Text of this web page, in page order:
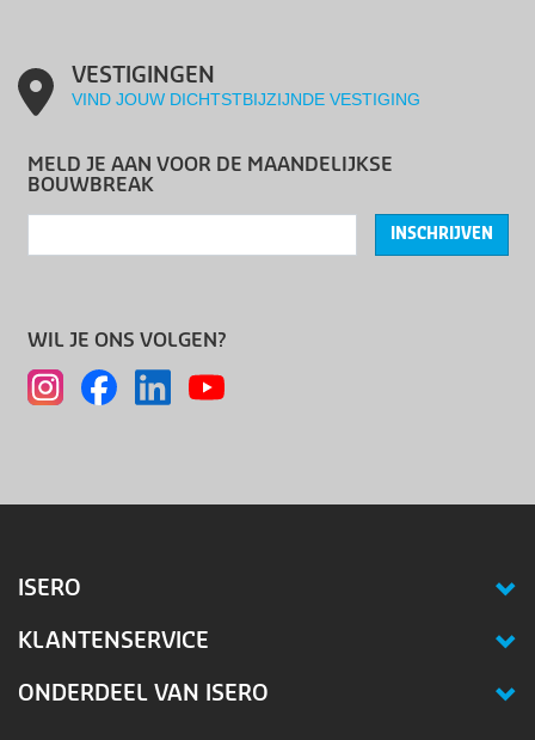
VESTIGINGEN
VIND JOUW DICHTSTBIJZIJNDE VESTIGING
MELD JE AAN VOOR DE MAANDELIJKSE
BOUWBREAK
INSCHRIJVEN
WIL JE ONS VOLGEN?
ISERO
KLANTENSERVICE
ONDERDEEL VAN ISERO